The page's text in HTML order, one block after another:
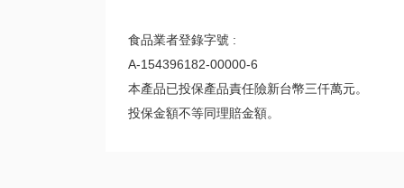
食品業者登錄字號 :
A-154396182-00000-6
本產品已投保產品責任險新台幣三仟萬元。
投保金額不等同理賠金額。